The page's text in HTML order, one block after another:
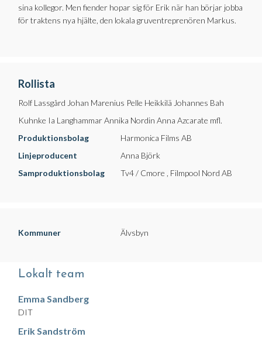
sina kollegor. Men fiender hopar sig för Erik när han börjar jobba
för traktens nya hjälte, den lokala gruventreprenören Markus.
Rollista
Rolf Lassgård Johan Marenius Pelle Heikkilä Johannes Bah
Kuhnke Ia Langhammar Annika Nordin Anna Azcarate mfl.
Produktionsbolag
Harmonica Films AB
Linjeproducent
Anna Björk
Samproduktionsbolag
Tv4 / Cmore , Filmpool Nord AB
Kommuner Älvsbyn
Lokalt team
Emma Sandberg
DIT
Erik Sandström